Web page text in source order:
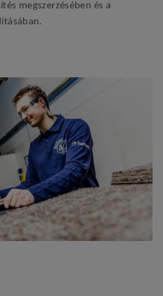
megszerzésében és a